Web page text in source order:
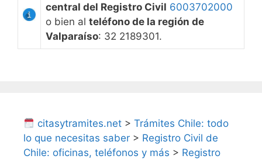
central del Registro Civil 6003702000
o bien al teléfono de la región de
Valparaíso: 32 2189301.
citasytramites.net >Trámites Chile: todo
lo que necesitas saber > Registro Civil de
Chile: oficinas, teléfonos y más > Registro